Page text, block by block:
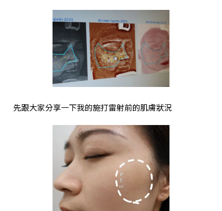
先跟⼤家分享⼀下我的施打雷射前的肌膚狀況